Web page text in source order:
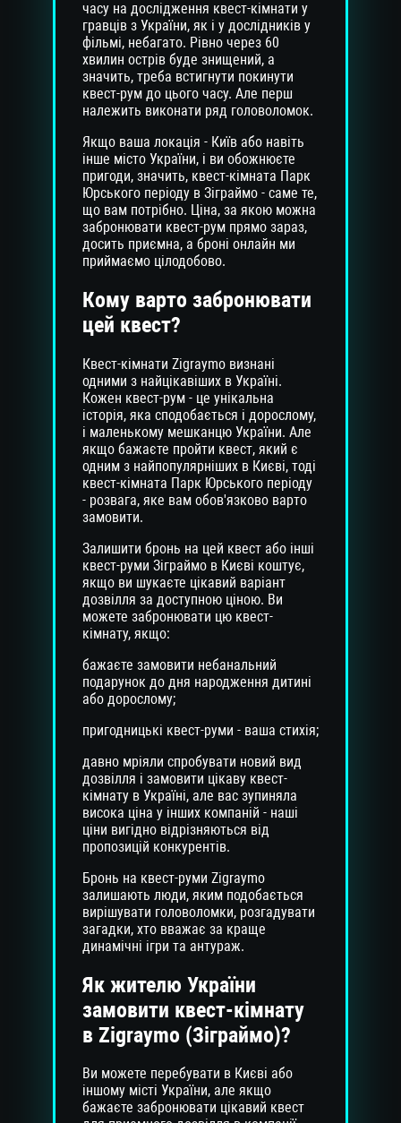
часу на дослідження квест-кімнати у
гравців з України, як і у дослідників у
фільмі, небагато. Рівно через 60
хвилин острів буде знищений, а
значить, треба встигнути покинути
квест-рум до цього часу. Але перш
належить виконати ряд головоломок.
Якщо ваша локація - Київ або навіть
інше місто України, і ви обожнюєте
пригоди, значить, квест-кімната Парк
Юрського періоду в Зіграймо - саме те,
що вам потрібно. Ціна, за якою можна
забронювати квест-рум прямо зараз,
досить приємна, а броні онлайн ми
приймаємо цілодобово.
Кому варто забронювати
цей квест?
Квест-кімнати Zigraymo визнані
одними з найцікавіших в Україні.
Кожен квест-рум - це унікальна
історія, яка сподобається і дорослому,
і маленькому мешканцю України. Але
якщо бажаєте пройти квест, який є
одним з найпопулярніших в Києві, тоді
квест-кімната Парк Юрського періоду
- розвага, яке вам обов'язково варто
замовити.
Залишити бронь на цей квест або інші
квест-руми Зіграймо в Києві коштує,
якщо ви шукаєте цікавий варіант
дозвілля за доступною ціною. Ви
можете забронювати цю квест-
кімнату, якщо:
бажаєте замовити небанальний
подарунок до дня народження дитині
або дорослому;
пригодницькі квест-руми - ваша стихія;
давно мріяли спробувати новий вид
дозвілля і замовити цікаву квест-
кімнату в Україні, але вас зупиняла
висока ціна у інших компаній - наші
ціни вигідно відрізняються від
пропозицій конкурентів.
Бронь на квест-руми Zigraymo
залишають люди, яким подобається
вирішувати головоломки, розгадувати
загадки, хто вважає за краще
динамічні ігри та антураж.
Як жителю України
замовити квест-кімнату
в Zigraymo (Зіграймо)?
Ви можете перебувати в Києві або
іншому місті України, але якщо
бажаєте забронювати цікавий квест